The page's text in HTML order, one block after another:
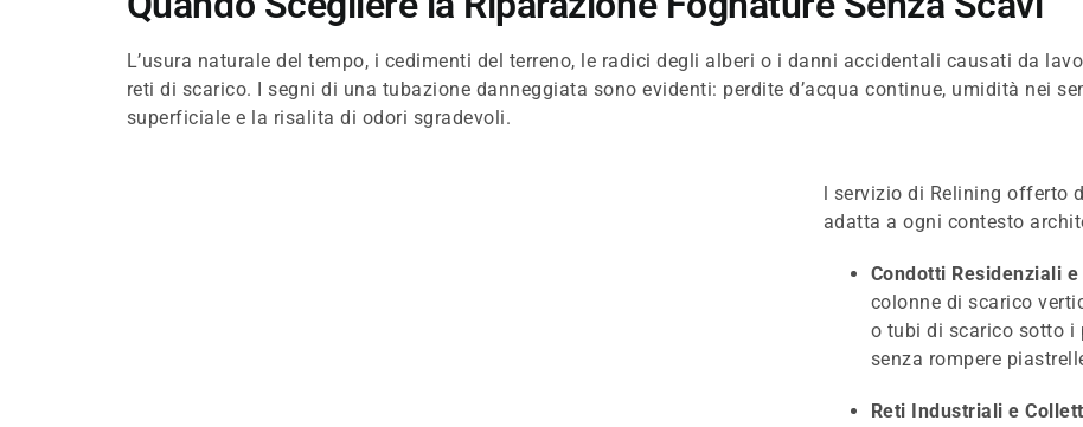
L’usura naturale del tempo, i cedimenti del terreno, le radici degli alberi o i danni accidentali causati da
reti di scarico. I segni di una tubazione danneggiata sono evidenti: perdite d’acqua continue, umidità nei
superficiale e la risalita di odori sgradevoli.
l servizio di Relining offerto
adatta a ogni contesto
Condotti Residenziali
colonne di scarico
o tubi di scarico sotto i
senza rompere
Reti Industriali e